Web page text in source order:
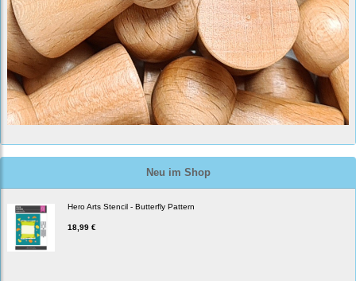
Neu im Shop
Hero Arts Stencil - Butterfly Pattern
18,99 €